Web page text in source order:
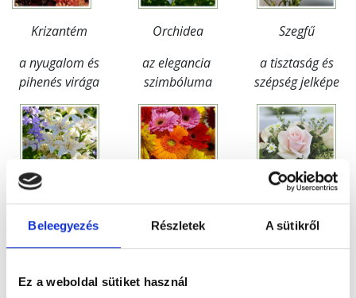
Beleegyezés Részletek A sütikről
Ez a weboldal sütiket használ
Krizantém
a nyugalom és
pihenés virága
Orchidea
az elegancia
szimbóluma
Szegfű
a tisztaság és
szépség jelképe
Liliom
az újjászületés
Gerbera
Rózsa